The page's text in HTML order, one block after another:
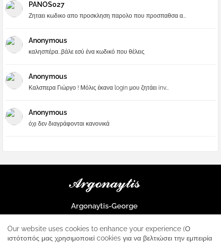
PANOS027
Ζηταει κωδικο απο προσκληση παρολο που προσπαθσα α...
Anonymous
καλησπέρα...βάλε εσύ ένα κωδικό που θέλεις
Anonymous
Καλσπερα Γιώργο ! Μόλις έκανα login μου ζητάει inv...
Anonymous
όχι δεν διαγράφονται κανονικά
Argonaytis-George
μοναδικός σταθμός για κάθε iphone
Our website uses cookies to enhance your experience (Ο
ιστότοπός μας χρησιμοποιεί cookies για να βελτιώσει την εμπειρία